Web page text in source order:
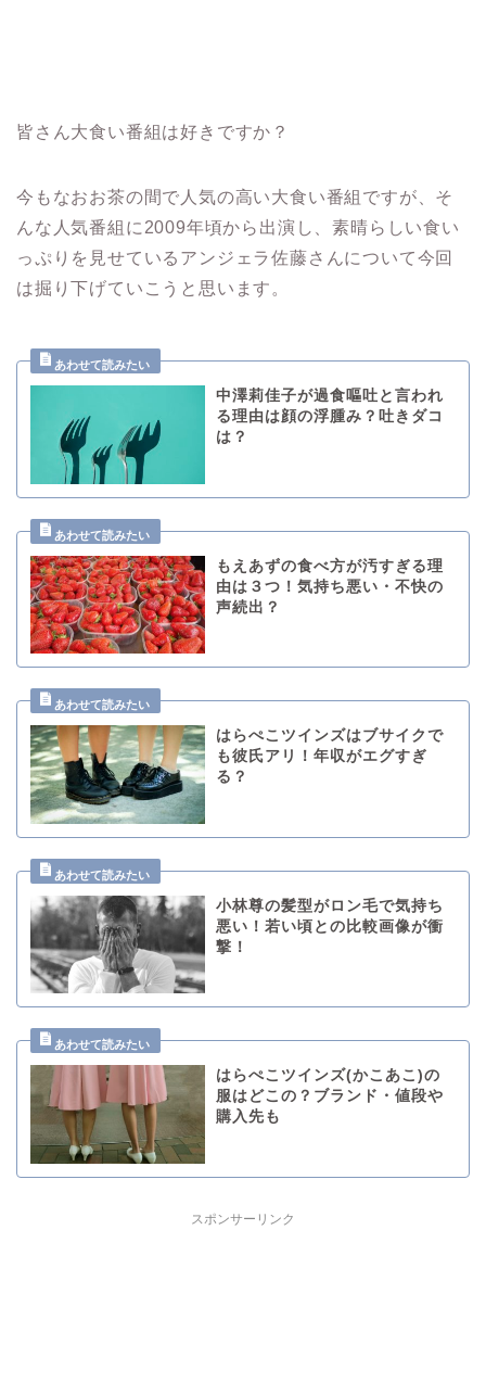
皆さん大食い番組は好きですか？
今もなおお茶の間で人気の高い大食い番組ですが、そ
んな人気番組に2009年頃から出演し、素晴らしい食い
っぷりを見せているアンジェラ佐藤さんについて今回
は掘り下げていこうと思います。
中澤莉佳子が過食嘔吐と言われ
る理由は顔の浮腫み？吐きダコ
は？
もえあずの食べ方が汚すぎる理
由は３つ！気持ち悪い・不快の
声続出？
はらぺこツインズはブサイクで
も彼氏アリ！年収がエグすぎ
る？
小林尊の髪型がロン毛で気持ち
悪い！若い頃との比較画像が衝
撃！
はらぺこツインズ(かこあこ)の
服はどこの？ブランド・値段や
購入先も
スポンサーリンク